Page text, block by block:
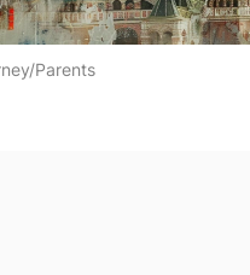
Parents